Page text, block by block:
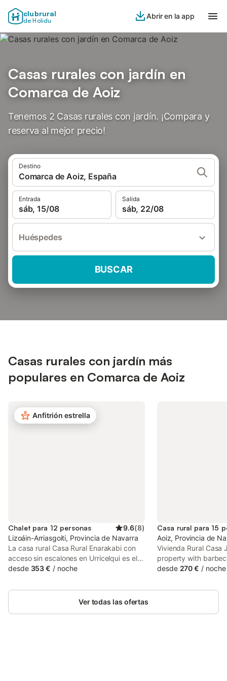
clubrural
de Holidu
Abrir en la app
Casas rurales con jardín en
Comarca de Aoiz
Tenemos 2 Casas rurales con jardín. ¡Compara y
reserva al mejor precio!
Destino
Comarca de Aoiz, España
Entrada
sáb, 15/08
Salida
sáb, 22/08
Huéspedes
BUSCAR
Casas rurales con jardín más
populares en Comarca de Aoiz
Anfitrión estrella
Chalet para 12 personas 9.6(8)
Lizoáin-Arriasgoiti, Provincia de Navarra
La casa rural Casa Rural Enarakabi con
acceso sin escalones en Urricelqui es el
alojamiento ideal para unas vacaciones
propiedad de 3 plantas consta de una
sala de estar, una cocina bien equipada,
desde 353 € / noche
Casa rural para 15
Aoiz, Provincia de
Vivienda Rural Casa
property with
Aoiz, 28 km from
km from Pamplona
desde 270 € / noche
Ver todas las ofertas